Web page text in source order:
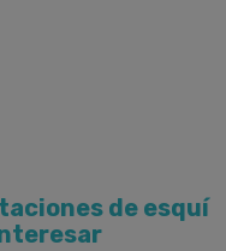
de esquí